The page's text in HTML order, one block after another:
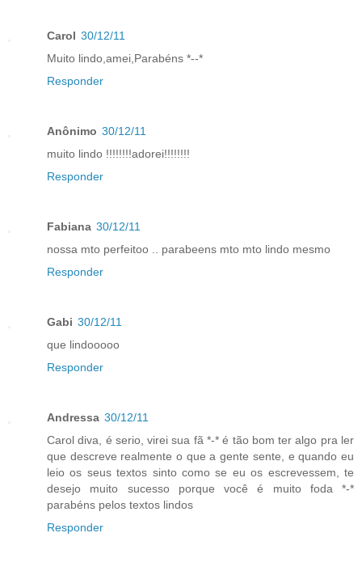
Carol 30/12/11
Muito lindo,amei,Parabéns *--*
Responder
Anônimo 30/12/11
muito lindo !!!!!!!!adorei!!!!!!!!
Responder
Fabiana 30/12/11
nossa mto perfeitoo .. parabeens mto mto lindo mesmo
Responder
Gabi 30/12/11
que lindooooo
Responder
Andressa 30/12/11
Carol diva, é serio, virei sua fã *-* é tão bom ter algo pra ler
que descreve realmente o que a gente sente, e quando eu
leio os seus textos sinto como se eu os escrevessem, te
desejo muito sucesso porque você é muito foda *-*
parabéns pelos textos lindos
Responder